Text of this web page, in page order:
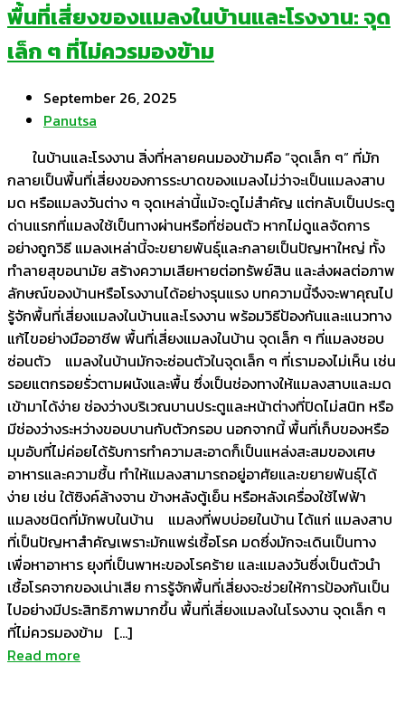
พื้นที่เสี่ยงของแมลงในบ้านและโรงงาน: จุด
เล็ก ๆ ที่ไม่ควรมองข้าม
September 26, 2025
Panutsa
ในบ้านและโรงงาน สิ่งที่หลายคนมองข้ามคือ “จุดเล็ก ๆ” ที่มัก
กลายเป็นพื้นที่เสี่ยงของการระบาดของแมลงไม่ว่าจะเป็นแมลงสาบ
มด หรือแมลงวันต่าง ๆ จุดเหล่านี้แม้จะดูไม่สำคัญ แต่กลับเป็นประตู
ด่านแรกที่แมลงใช้เป็นทางผ่านหรือที่ซ่อนตัว หากไม่ดูแลจัดการ
อย่างถูกวิธี แมลงเหล่านี้จะขยายพันธุ์และกลายเป็นปัญหาใหญ่ ทั้ง
ทำลายสุขอนามัย สร้างความเสียหายต่อทรัพย์สิน และส่งผลต่อภาพ
ลักษณ์ของบ้านหรือโรงงานได้อย่างรุนแรง บทความนี้จึงจะพาคุณไป
รู้จักพื้นที่เสี่ยงแมลงในบ้านและโรงงาน พร้อมวิธีป้องกันและแนวทาง
แก้ไขอย่างมืออาชีพ พื้นที่เสี่ยงแมลงในบ้าน จุดเล็ก ๆ ที่แมลงชอบ
ซ่อนตัว แมลงในบ้านมักจะซ่อนตัวในจุดเล็ก ๆ ที่เรามองไม่เห็น เช่น
รอยแตกรอยรั่วตามผนังและพื้น ซึ่งเป็นช่องทางให้แมลงสาบและมด
เข้ามาได้ง่าย ช่องว่างบริเวณบานประตูและหน้าต่างที่ปิดไม่สนิท หรือ
มีช่องว่างระหว่างขอบบานกับตัวกรอบ นอกจากนี้ พื้นที่เก็บของหรือ
มุมอับที่ไม่ค่อยได้รับการทำความสะอาดก็เป็นแหล่งสะสมของเศษ
อาหารและความชื้น ทำให้แมลงสามารถอยู่อาศัยและขยายพันธุ์ได้
ง่าย เช่น ใต้ซิงค์ล้างจาน ข้างหลังตู้เย็น หรือหลังเครื่องใช้ไฟฟ้า
แมลงชนิดที่มักพบในบ้าน แมลงที่พบบ่อยในบ้าน ได้แก่ แมลงสาบ
ที่เป็นปัญหาสำคัญเพราะมักแพร่เชื้อโรค มดซึ่งมักจะเดินเป็นทาง
เพื่อหาอาหาร ยุงที่เป็นพาหะของโรคร้าย และแมลงวันซึ่งเป็นตัวนำ
เชื้อโรคจากของเน่าเสีย การรู้จักพื้นที่เสี่ยงจะช่วยให้การป้องกันเป็น
ไปอย่างมีประสิทธิภาพมากขึ้น พื้นที่เสี่ยงแมลงในโรงงาน จุดเล็ก ๆ
ที่ไม่ควรมองข้าม […]
Read more